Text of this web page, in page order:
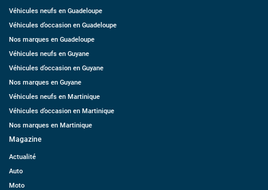
Véhicules neufs en Guadeloupe
Véhicules d’occasion en Guadeloupe
Nos marques en Guadeloupe
Véhicules neufs en Guyane
Véhicules d’occasion en Guyane
Nos marques en Guyane
Véhicules neufs en Martinique
Véhicules d’occasion en Martinique
Nos marques en Martinique
Magazine
Actualité
Auto
Moto